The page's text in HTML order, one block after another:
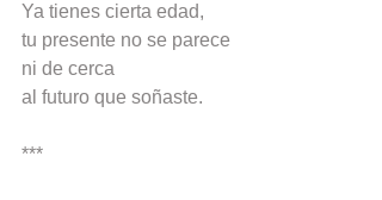
Ya tienes cierta edad,
tu presente no se parece
ni de cerca
al futuro que soñaste.
***